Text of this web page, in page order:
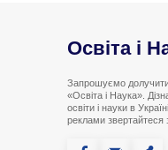
Освіта і
Запрошуємо
«Освіта і Наука».
освіти і науки в
реклами звертайтеся